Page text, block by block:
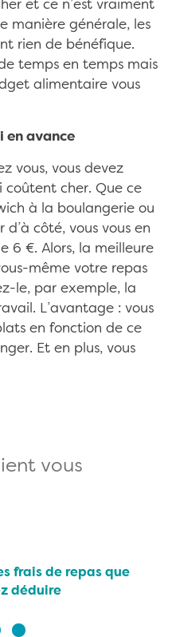
et ce n’est vraiment
manière générale, les
rien de bénéfique.
temps en temps mais
alimentaire vous
en avance
vous, vous devez
coûtent cher. Que ce
à la boulangerie ou
côté, vous vous en
6 €. Alors, la meilleure
même votre repas
le, par exemple, la
L’avantage : vous
en fonction de ce
Et en plus, vous
vous
frais de repas que
déduire